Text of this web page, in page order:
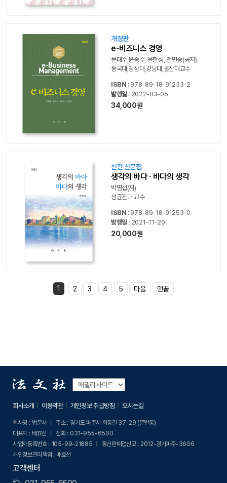
개정판
e-비즈니스 경영
문태수,윤종수, 윤한성, 천면중(공저)
동국대,경상대,강남대,울산대교수
ISBN : 978-89-18-91233-2
발행일 : 2022-03-05
34,000원
신간 산문집
생각의 바다 · 바다의 생각
박명섭(저)
성균관대 교수
ISBN : 978-89-18-91253-0
발행일 : 2021-11-20
20,000원
1 2 3 4 5 다음 맨끝
회사소개 이용약관 개인정보 취급방침 오시는길
회사명 : 법문사 주소 : 경기도 파주시 회동길 37-29 (문발동)
대표자 : 배효선 전화 : 031-955-6500
사업자등록번호 : 105-99-21885 통신판매업신고 : 2012-경기파주-3606
개인정보관리책임 : 배효선
고객센터